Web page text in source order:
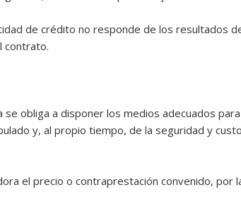
de crédito no responde de los resultados
contrato.
obliga a disponer los medios adecuados
y, al propio tiempo, de la seguridad y
el precio o contraprestación convenido, por